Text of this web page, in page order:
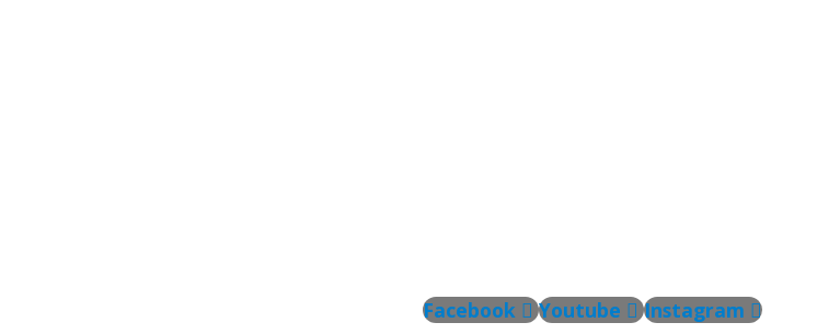
Facebook Youtube Instagram